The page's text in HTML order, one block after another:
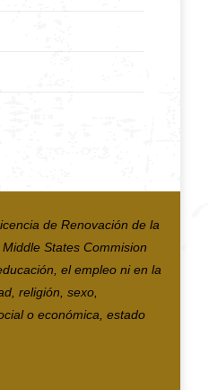
de Renovación de la
States Commision
el empleo ni en la
religión, sexo,
o económica, estado